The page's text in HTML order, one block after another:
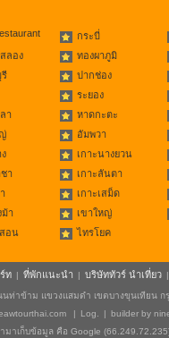
กระบี่
ลอง ทองผาภูมิ
ปากช่อง
ระยอง
า หาดกะตะ
อัมพวา
เกาะนางยวน
ชา เกาะลันตา
เกาะเสม็ด
ม้า เขาใหญ่
อน ไทรโยค
ท | ที่พักแนะนำ | บริษัททัวร์ นำเที่ยว |
าข้าม แขวงแสมดำ เขตบางขุนเทียน ก
| Log. | builder by
มาเก็บข้อมูล คือ Google